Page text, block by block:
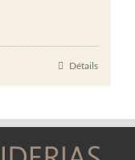
Détails